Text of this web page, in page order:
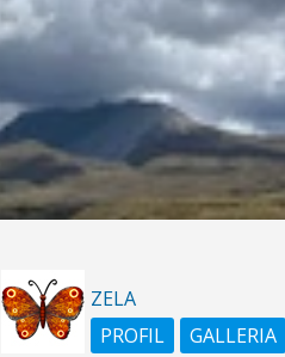
ZELA
PROFIL
GALLERIA